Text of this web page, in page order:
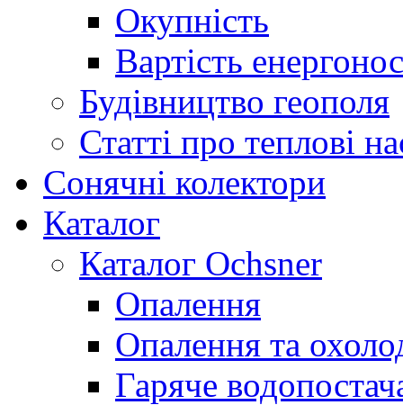
Окупність
Вартість
Будівництво геополя
Статті про теплові
Сонячні колектори
Каталог
Каталог Ochsner
Опалення
Опалення та
Гаряче